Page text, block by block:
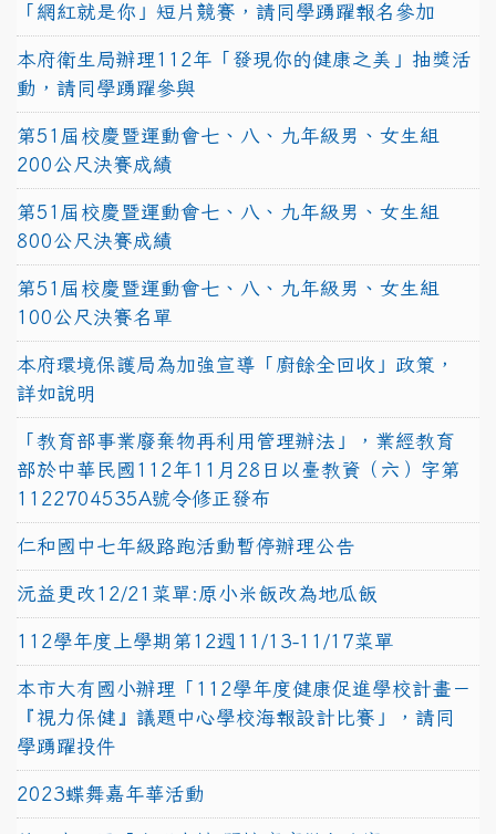
「網紅就是你」短片競賽，請同學踴躍報名參加
本府衛生局辦理112年「發現你的健康之美」抽獎活
動，請同學踴躍參與
第51屆校慶暨運動會七、八、九年級男、女生組
200公尺決賽成績
第51屆校慶暨運動會七、八、九年級男、女生組
800公尺決賽成績
第51屆校慶暨運動會七、八、九年級男、女生組
100公尺決賽名單
本府環境保護局為加強宣導「廚餘全回收」政策，
詳如說明
「教育部事業廢棄物再利用管理辦法」，業經教育
部於中華民國112年11月28日以臺教資（六）字第
1122704535A號令修正發布
仁和國中七年級路跑活動暫停辦理公告
沅益更改12/21菜單:原小米飯改為地瓜飯
112學年度上學期第12週11/13-11/17菜單
本市大有國小辦理「112學年度健康促進學校計畫－
『視力保健』議題中心學校海報設計比賽」，請同
學踴躍投件
2023蝶舞嘉年華活動